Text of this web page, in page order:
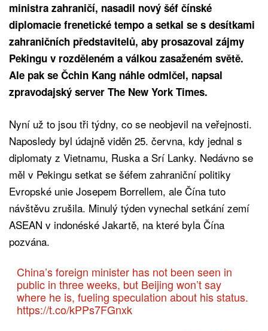
ministra zahraničí, nasadil nový šéf čínské
diplomacie frenetické tempo a setkal se s desítkami
zahraničních představitelů, aby prosazoval zájmy
Pekingu v rozděleném a válkou zasaženém světě.
Ale pak se Čchin Kang náhle odmlčel, napsal
zpravodajský server The New York Times.
Nyní už to jsou tři týdny, co se neobjevil na veřejnosti.
Naposledy byl údajně viděn 25. června, kdy jednal s
diplomaty z Vietnamu, Ruska a Srí Lanky. Nedávno se
měl v Pekingu setkat se šéfem zahraniční politiky
Evropské unie Josepem Borrellem, ale Čína tuto
návštěvu zrušila. Minulý týden vynechal setkání zemí
ASEAN v indonéské Jakartě, na které byla Čína
pozvána.
China’s foreign minister has not been seen in
public in three weeks, but Beijing won’t say
where he is, fueling speculation about his status.
https://t.co/kPPs7FGnxk